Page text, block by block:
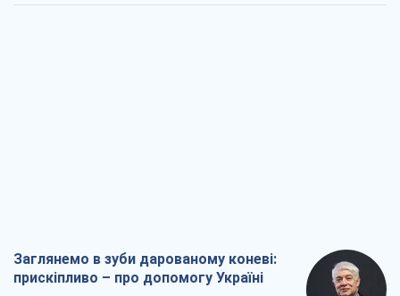
Заглянемо в зуби дарованому коневі:
прискіпливо – про допомогу Україні